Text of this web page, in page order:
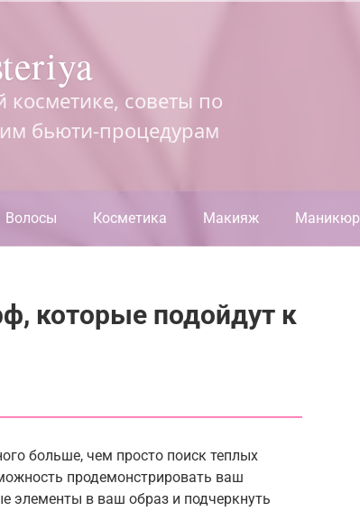
косметике, советы по
бьюти-процедурам
Волосы Косметика Макияж Маникюр
которые подойдут к
больше, чем просто поиск теплых
продемонстрировать ваш
элементы в ваш образ и подчеркнуть